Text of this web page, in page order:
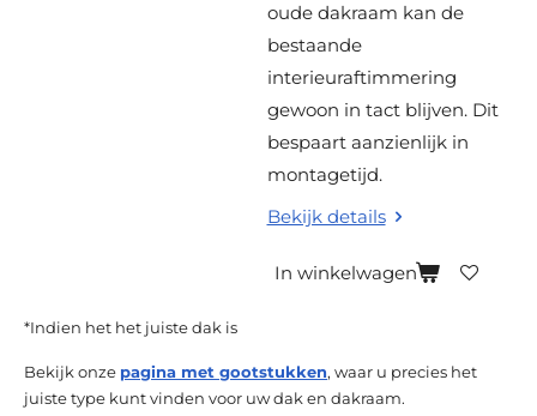
oude dakraam kan de
bestaande
interieuraftimmering
gewoon in tact blijven. Dit
bespaart aanzienlijk in
montagetijd.
Bekijk details
In winkelwagen
*Indien het het juiste dak is
Bekijk onze pagina met gootstukken, waar u precies het
juiste type kunt vinden voor uw dak en dakraam.